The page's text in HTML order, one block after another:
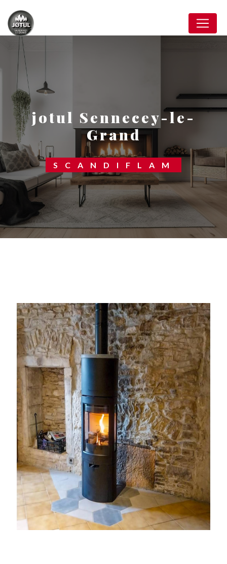
jotul Sennecey-le-
Grand
SCANDIFLAM